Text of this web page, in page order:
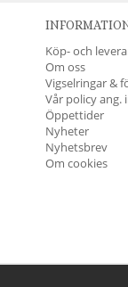
Köp- och
Om oss
Vigselringar &
Vår policy
Öppettider
Nyheter
Nyhetsbrev
Om cookies